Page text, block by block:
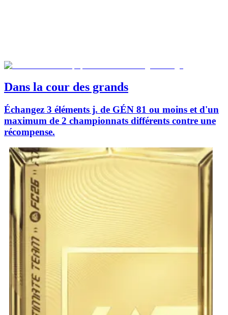
Dans la cour des grands
Échangez 3 éléments j. de GÉN 81 ou moins et d'un
maximum de 2 championnats différents contre une
récompense.